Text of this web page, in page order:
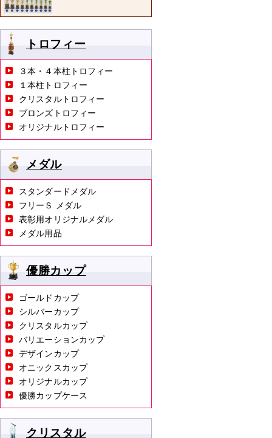
トロフィー
３本・４本柱トロフィー
１本柱トロフィー
クリスタルトロフィー
ブロンズトロフィー
オリジナルトロフィー
メダル
スタンダードメダル
フリーＳ メダル
表彰用オリジナルメダル
メダル用品
優勝カップ
ゴールドカップ
シルバーカップ
クリスタルカップ
バリエーションカップ
デザインカップ
オニックスカップ
オリジナルカップ
優勝カップケース
クリスタル